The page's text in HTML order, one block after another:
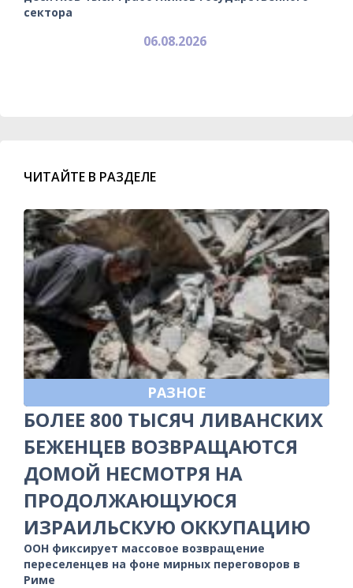
сектора
06.08.2026
ЧИТАЙТЕ В РАЗДЕЛЕ
РАЗНОЕ
БОЛЕЕ 800 ТЫСЯЧ ЛИВАНСКИХ
БЕЖЕНЦЕВ ВОЗВРАЩАЮТСЯ
ДОМОЙ НЕСМОТРЯ НА
ПРОДОЛЖАЮЩУЮСЯ
ИЗРАИЛЬСКУЮ ОККУПАЦИЮ
ООН фиксирует массовое возвращение
переселенцев на фоне мирных переговоров в
Риме